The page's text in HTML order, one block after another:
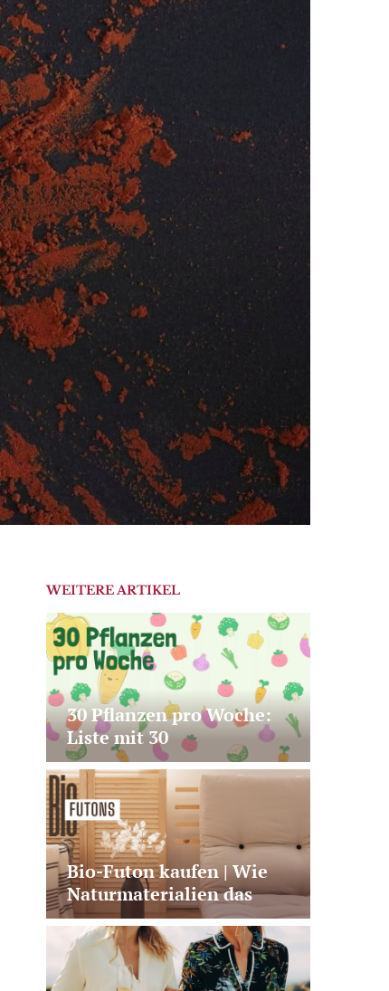
WEITERE ARTIKEL
30 Pflanzen pro Woche:
Liste mit 30
Lebensmitteln +
Wochenplan
Bio-Futon kaufen | Wie
Naturmaterialien das
Liegegefühl wirklich
verändern